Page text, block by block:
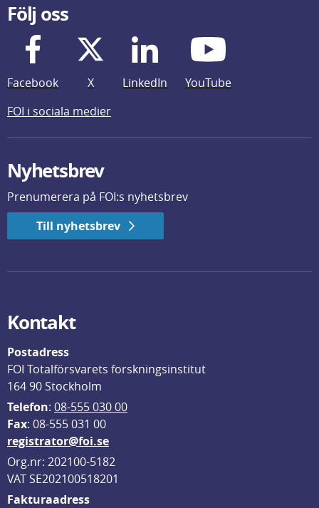
Följ oss
Facebook X LinkedIn
YouTube
FOI i sociala medier
Nyhetsbrev
Prenumerera på FOI:s nyhetsbrev
Till nyhetsbrev
Kontakt
Postadress
FOI Totalförsvarets forskningsinstitut
164 90 Stockholm
Telefon: 08-555 030 00
Fax: 08-555 031 00
registrator@foi.se
Org.nr: 202100-5182
VAT SE202100518201
Fakturaadress